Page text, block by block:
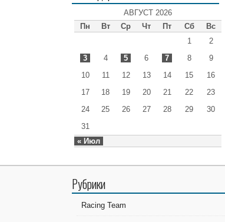
АВГУСТ 2026
Пн
Вт Ср Чт Пт Сб Вс
« Июл
1
2
3
4 5 6 7 8
9
10
11 12 13 14 15
16
17
18 19 20 21 22
23
24
25 26 27 28 29
30
31
Рубрики
Racing Team